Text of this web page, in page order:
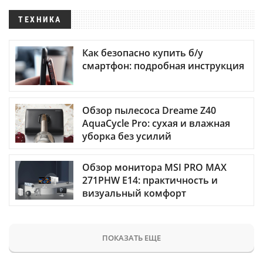
ТЕХНИКА
Как безопасно купить б/у
смартфон: подробная инструкция
Обзор пылесоса Dreame Z40
AquaCycle Pro: сухая и влажная
уборка без усилий
Обзор монитора MSI PRO MAX
271PHW E14: практичность и
визуальный комфорт
ПОКАЗАТЬ ЕЩЕ